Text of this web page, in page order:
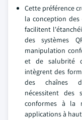
Cette préférence
la conception
facilitent
des systèmes
manipulation
et de salubrité
intègrent des
des chaînes
nécessitent des
conformes à la
applications à